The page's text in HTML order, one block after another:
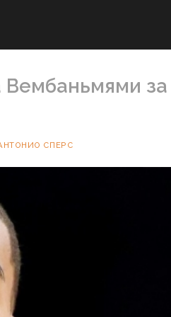
Вембаньмями
СПЕРС